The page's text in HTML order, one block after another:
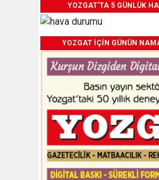
YOZGAT'TA 5 GÜNLÜK
YOZGAT İÇİN GÜNÜN